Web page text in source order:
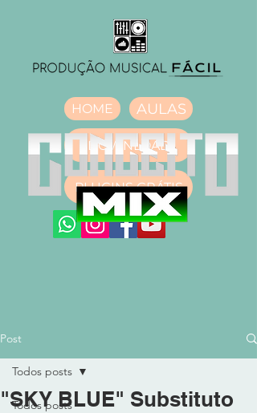
HOME AULAS
DOWNLOAD
PLUGINS GRÁTIS
Post
Todos posts
Todos posts
"SKY BLUE" Substituto